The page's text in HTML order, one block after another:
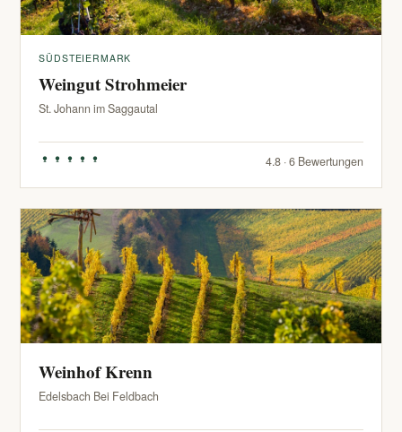
SÜDSTEIERMARK
Weingut Strohmeier
St. Johann im Saggautal
4.8 · 6 Bewertungen
Weinhof Krenn
Edelsbach Bei Feldbach